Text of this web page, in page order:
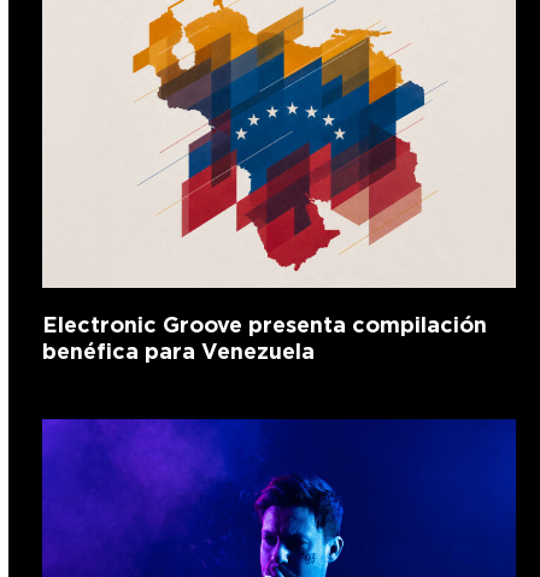
Electronic Groove presenta compilación
benéfica para Venezuela